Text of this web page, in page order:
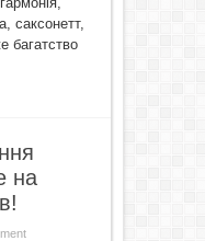
саксонетт,
багатство
на